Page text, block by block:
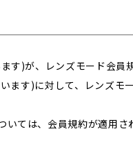
す)が、レンズモード会員
ます)に対して、レンズモ
ては、会員規約が適用さ